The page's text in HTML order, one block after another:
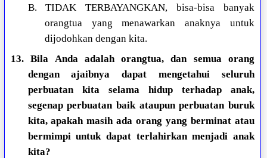
B. TIDAK TERBAYANGKAN, bisa-bisa banyak
orangtua yang menawarkan anaknya untuk
dijodohkan dengan kita.
13. Bila Anda adalah orangtua, dan semua orang
dengan ajaibnya dapat mengetahui seluruh
perbuatan kita selama hidup terhadap anak,
segenap perbuatan baik ataupun perbuatan buruk
kita, apakah masih ada orang yang berminat atau
bermimpi untuk dapat terlahirkan menjadi anak
kita?